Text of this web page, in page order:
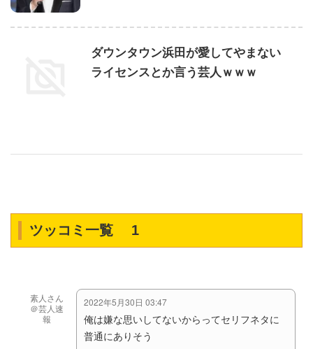
ダウンタウン浜田が愛してやまない
ライセンスとか言う芸人ｗｗｗ
ツッコミ一覧 1
素人さん
＠芸人速
報
2022年5月30日 03:47
俺は嫌な思いしてないからってセリフネタに
普通にありそう